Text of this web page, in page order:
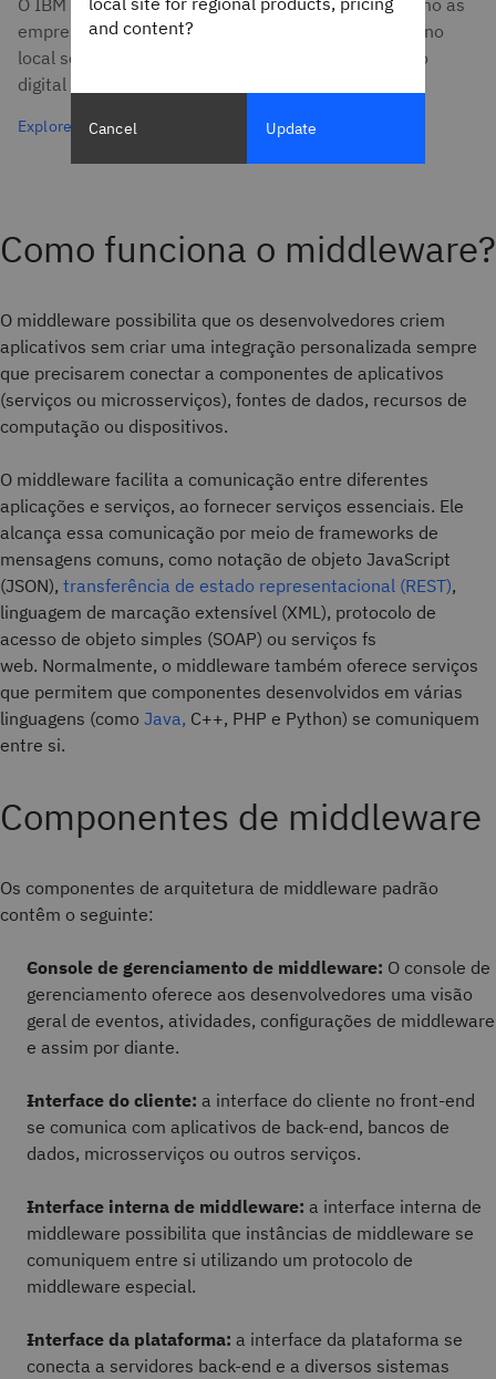
O IBM Web Methods Hybrid Integration mostra como as
empresas podem conectar aplicações na nuvem e no
local sem dificuldades, permitindo a transformação
digital ágil e escalável.
Explore o IBM webMethods
Como funciona o middleware?
O middleware possibilita que os desenvolvedores criem
aplicativos sem criar uma integração personalizada sempre
que precisarem conectar a componentes de aplicativos
(serviços ou microsserviços), fontes de dados, recursos de
computação ou dispositivos.
O middleware facilita a comunicação entre diferentes
aplicações e serviços, ao fornecer serviços essenciais. Ele
alcança essa comunicação por meio de frameworks de
mensagens comuns, como notação de objeto JavaScript
(JSON), transferência de estado representacional (REST),
linguagem de marcação extensível (XML), protocolo de
acesso de objeto simples (SOAP) ou serviços fs
web. Normalmente, o middleware também oferece serviços
que permitem que componentes desenvolvidos em várias
linguagens (como Java, C++, PHP e Python) se comuniquem
entre si.
Componentes de middleware
Os componentes de arquitetura de middleware padrão
contêm o seguinte:
Console de gerenciamento de middleware: O console de
gerenciamento oferece aos desenvolvedores uma visão
geral de eventos, atividades, configurações de middleware
e assim por diante.
Interface do cliente: a interface do cliente no front-end
se comunica com aplicativos de back-end, bancos de
dados, microsserviços ou outros serviços.
Interface interna de middleware: a interface interna de
middleware possibilita que instâncias de middleware se
comuniquem entre si utilizando um protocolo de
middleware especial.
Interface da plataforma: a interface da plataforma se
conecta a servidores back-end e a diversos sistemas
and content?
Cancel Update